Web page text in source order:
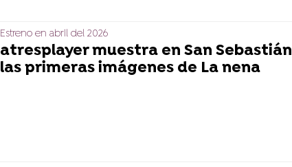
Estreno en abril del 2026
atresplayer muestra en San Sebastián
las primeras imágenes de La nena